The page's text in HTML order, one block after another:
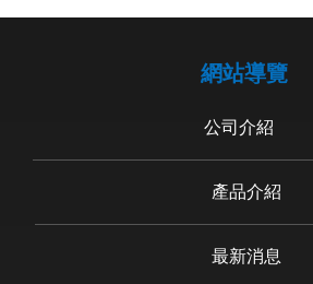
網站導覽
公司介紹
產品介紹
最新消息